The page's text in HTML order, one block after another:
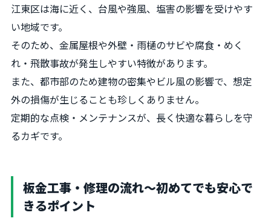
江東区は海に近く、台風や強風、塩害の影響を受けやす
い地域です。
そのため、金属屋根や外壁・雨樋のサビや腐食・めく
れ・飛散事故が発生しやすい特徴があります。
また、都市部のため建物の密集やビル風の影響で、想定
外の損傷が生じることも珍しくありません。
定期的な点検・メンテナンスが、長く快適な暮らしを守
るカギです。
板金工事・修理の流れ～初めてでも安心で
きるポイント